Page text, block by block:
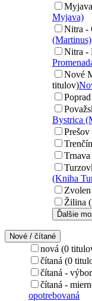
Myjava)
Nitra -
(Martinus)
Nitra -
Nové
titulov)
Bystrica
(Kniha
Žilina
Ďalšie
Nové / čítané
nová (0
čítaná (0
čítaná -
čítaná -
opotrebovaná